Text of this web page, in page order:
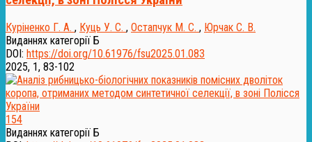
Куріненко Г. А. , Куць У. С. , Остапчук М. С. , Юрчак С. В.
Виданнях категорії Б
DOI: https://doi.org/10.61976/fsu2025.01.083
2025, 1, 83-102
154
Виданнях категорії Б